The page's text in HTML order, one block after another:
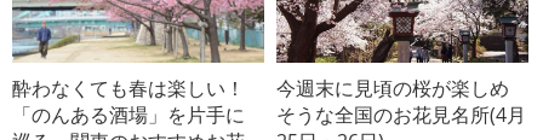
酔わなくても春は楽しい！
「のんある酒場」を片手に
今週末に見頃の桜が楽しめ
そうな全国のお花見名所(4月